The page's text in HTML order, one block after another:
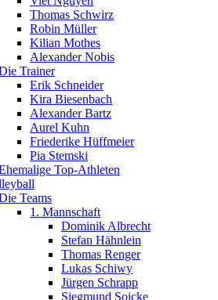
Thomas Schwirz
Robin Müller
Kilian Mothes
Alexander Nobis
Trainer
Erik Schneider
Kira Biesenbach
Alexander Bartz
Aurel Kuhn
Friederike Hüffmeier
Pia Stemski
Top-Athleten
Teams
1. Mannschaft
Dominik Albrecht
Stefan Hähnlein
Thomas Renger
Lukas Schiwy
Jürgen Schrapp
Siegmund Soicke